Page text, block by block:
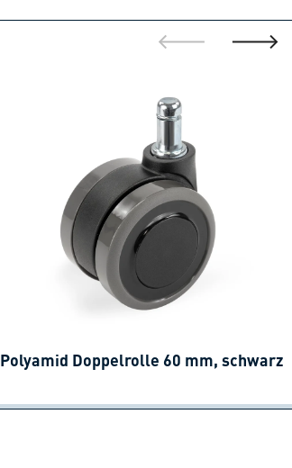
gehe zurgehe
Polyamid Doppelrolle 60 mm, schwarz